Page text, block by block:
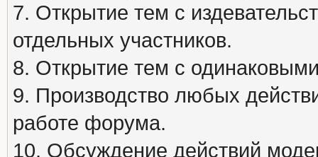
7. Открытие тем с
отдельных участников.
8. Открытие тем с
9. Производство любых
работе форума.
10. Обсуждение действий